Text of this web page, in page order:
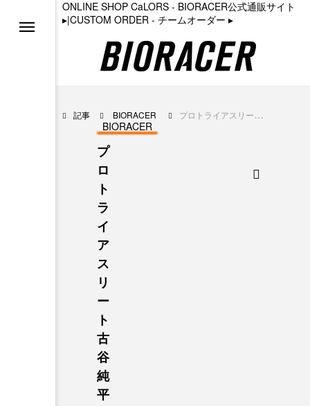
ONLINE SHOP CaLORS - BIORACER公式通販サイト
▸|CUSTOM ORDER - チームオーダー ▸
記事 BIORACER プロトライアスリート古谷純平さんインタビュー（前編）／出会いと挑戦と葛藤と終幕
BIORACER
プ
ロ
ト
ラ
イ
ア
ス
リ
ー
ト
古
谷
純
平